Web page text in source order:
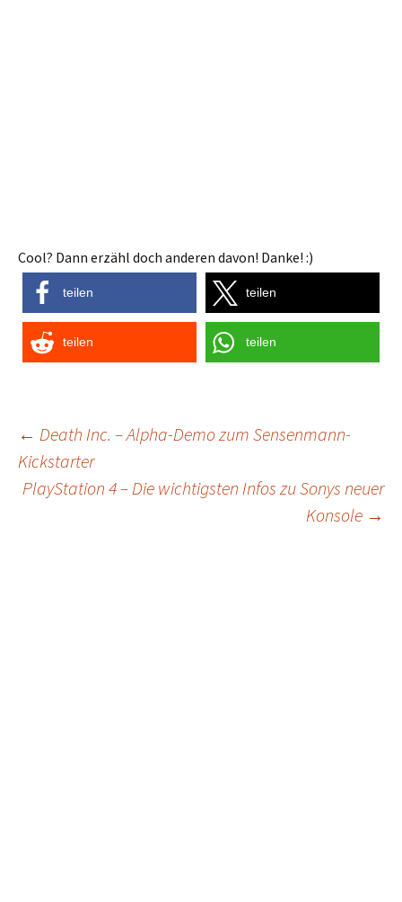
Cool? Dann erzähl doch anderen davon! Danke! :)
teilen teilen
teilen teilen
Post
navigation
← Death Inc. – Alpha-Demo zum Sensenmann-
Kickstarter
PlayStation 4 – Die wichtigsten Infos zu Sonys neuer
Konsole →